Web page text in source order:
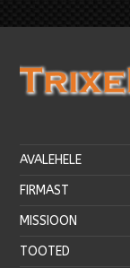
AVALEHELE
FIRMAST
MISSIOON
TOOTED